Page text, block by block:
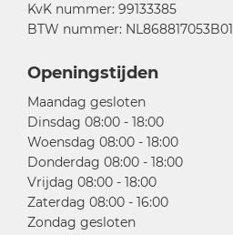
KvK nummer: 99133385
BTW nummer: NL868817053B01
Openingstijden
Maandag gesloten
Dinsdag 08:00 - 18:00
Woensdag 08:00 - 18:00
Donderdag 08:00 - 18:00
Vrijdag 08:00 - 18:00
Zaterdag 08:00 - 16:00
Zondag gesloten